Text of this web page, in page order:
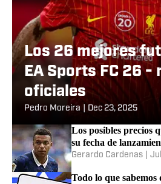
Los 26 mejores
EA Sports FC 26 -
oficiales
Pedro Moreira Dec 23, 2025
Los posibles precios
su fecha de
Gerardo Cardenas
Todo lo que